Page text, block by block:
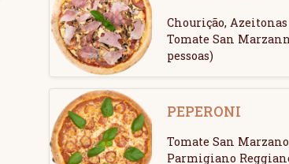
Chourição,
Tomate San
pessoas)
PEPERONI
Tomate San
Parmigiano